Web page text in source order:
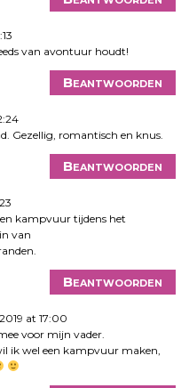
van avontuur houdt!
Beantwoorden
Gezellig, romantisch en knus.
Beantwoorden
kampvuur tijdens het
van
Beantwoorden
at 17:00
voor mijn vader.
ik wel een kampvuur maken,